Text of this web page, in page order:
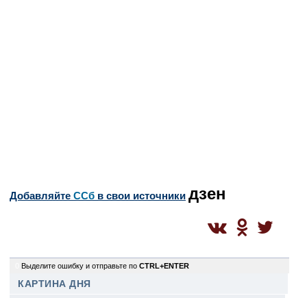
Добавляйте CСб в свои источники дзен
Выделите ошибку и отправьте по CTRL+ENTER
КАРТИНА ДНЯ